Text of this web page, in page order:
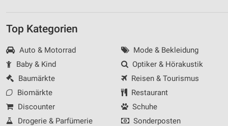
Top Kategorien
Auto & Motorrad
Baby & Kind
Baumärkte
Biomärkte
Discounter
Drogerie & Parfümerie
Mode & Bekleidung
Optiker & Hörakustik
Reisen & Tourismus
Restaurant
Schuhe
Sonderposten